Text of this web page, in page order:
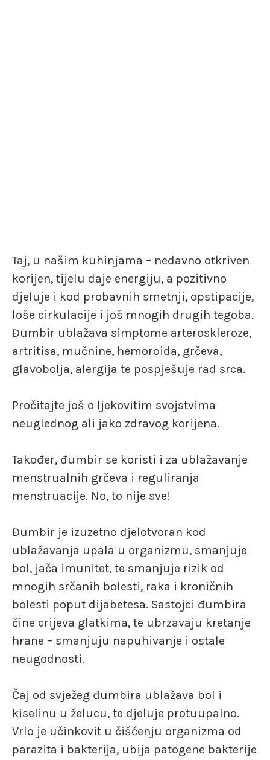
Taj, u našim kuhinjama – nedavno otkriven
korijen, tijelu daje energiju, a pozitivno
djeluje i kod probavnih smetnji, opstipacije,
loše cirkulacije i još mnogih drugih tegoba.
Đumbir ublažava simptome arteroskleroze,
artritisa, mučnine, hemoroida, grčeva,
glavobolja, alergija te pospješuje rad srca.
Pročitajte još o ljekovitim svojstvima
neuglednog ali jako zdravog korijena.
Također, đumbir se koristi i za ublažavanje
menstrualnih grčeva i reguliranja
menstruacije. No, to nije sve!
Đumbir je izuzetno djelotvoran kod
ublažavanja upala u organizmu, smanjuje
bol, jača imunitet, te smanjuje rizik od
mnogih srčanih bolesti, raka i kroničnih
bolesti poput dijabetesa. Sastojci đumbira
čine crijeva glatkima, te ubrzavaju kretanje
hrane – smanjuju napuhivanje i ostale
neugodnosti.
Čaj od svježeg đumbira ublažava bol i
kiselinu u želucu, te djeluje protuupalno.
Vrlo je učinkovit u čišćenju organizma od
parazita i bakterija, ubija patogene bakterije